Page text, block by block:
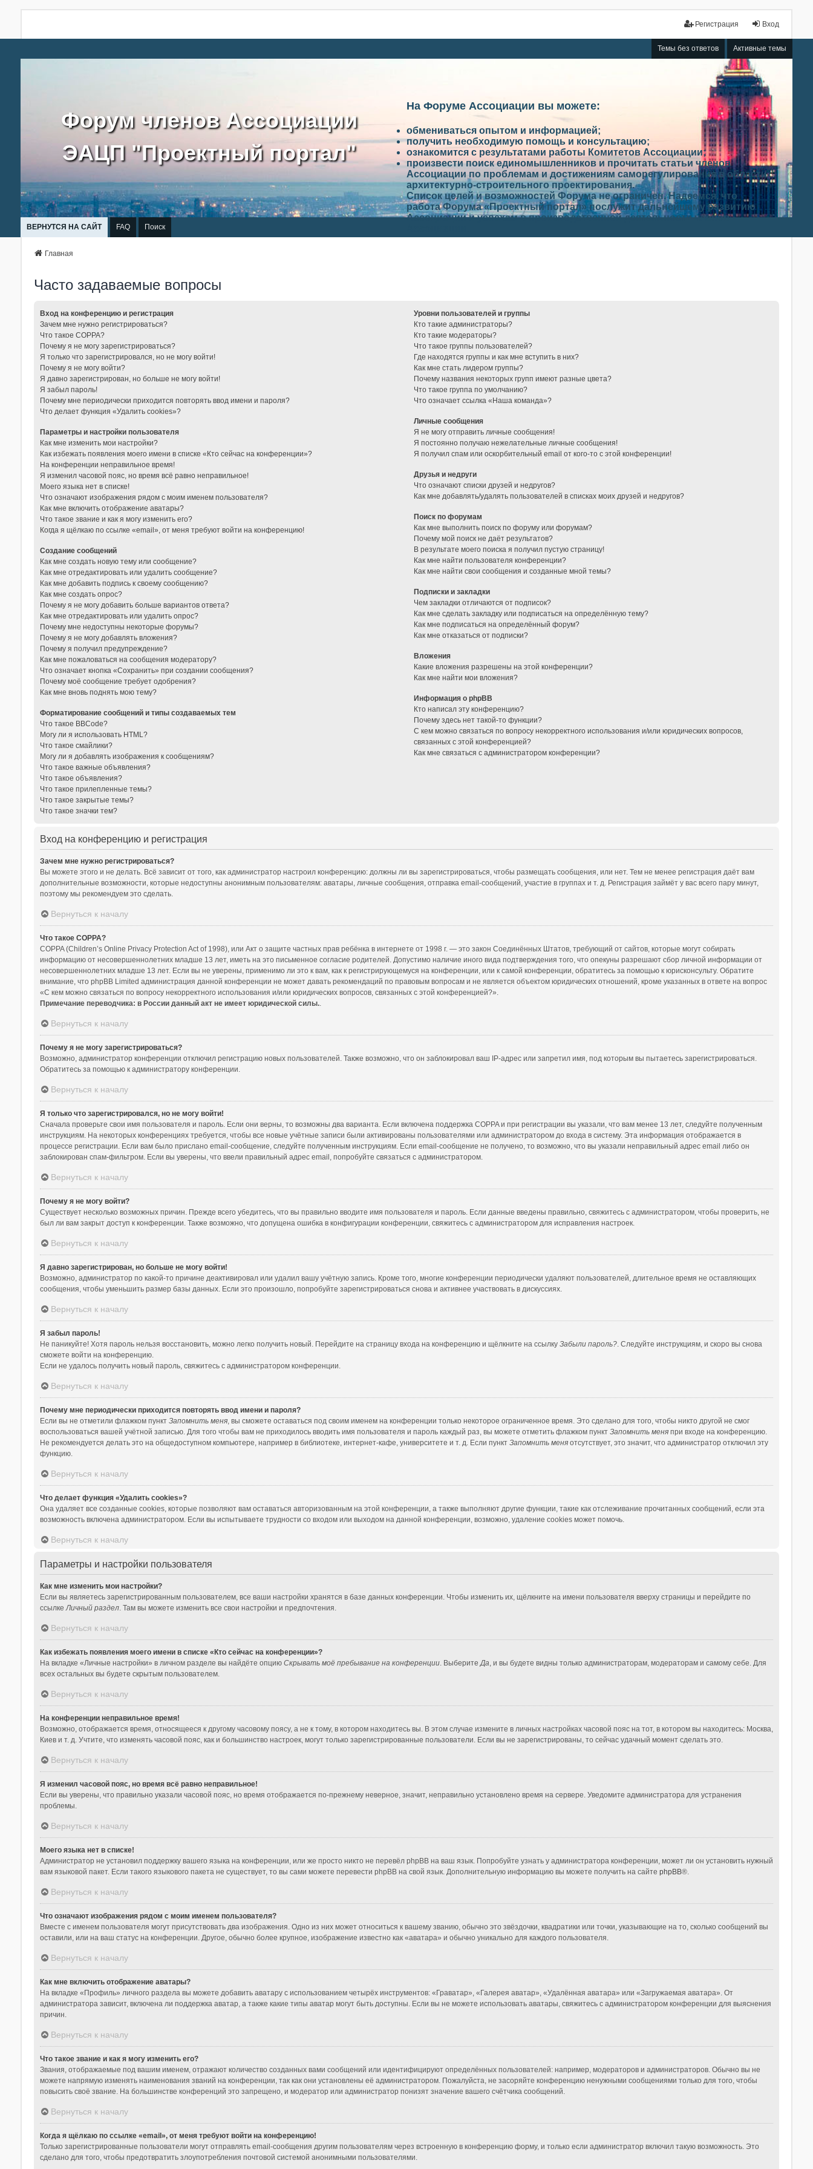
Вход
Регистрация
Темы без ответов Активные темы
Форум членов Ассоциации
ЭАЦП "Проектный портал"
На Форуме Ассоциации вы можете:
обмениваться опытом и информацией;
получить необходимую помощь и консультацию;
ознакомится с результатами работы Комитетов Ассоциации;
произвести поиск единомышленников и прочитать статьи членов
Ассоциации по проблемам и достижениям саморегулирования в области
архитектурно-строительного проектирования.
Список целей и возможностей Форума не ограничен. Надеемся, что
работа Форума «Проектный портал» послужит дальнейшему развитию
Ассоциации и успехам в производственной деятельности членов
ВЕРНУТСЯ НА САЙТ FAQ Поиск
Главная
Часто задаваемые вопросы
Вход на конференцию и регистрация
Зачем мне нужно регистрироваться?
Что такое COPPA?
Почему я не могу зарегистрироваться?
Я только что зарегистрировался, но не могу войти!
Почему я не могу войти?
Я давно зарегистрирован, но больше не могу войти!
Я забыл пароль!
Почему мне периодически приходится повторять ввод имени и пароля?
Что делает функция «Удалить cookies»?
Параметры и настройки пользователя
Как мне изменить мои настройки?
Как избежать появления моего имени в списке «Кто сейчас на конференции»?
На конференции неправильное время!
Я изменил часовой пояс, но время всё равно неправильное!
Моего языка нет в списке!
Что означают изображения рядом с моим именем пользователя?
Как мне включить отображение аватары?
Что такое звание и как я могу изменить его?
Когда я щёлкаю по ссылке «email», от меня требуют войти на конференцию!
Создание сообщений
Как мне создать новую тему или сообщение?
Как мне отредактировать или удалить сообщение?
Как мне добавить подпись к своему сообщению?
Как мне создать опрос?
Почему я не могу добавить больше вариантов ответа?
Как мне отредактировать или удалить опрос?
Почему мне недоступны некоторые форумы?
Почему я не могу добавлять вложения?
Почему я получил предупреждение?
Как мне пожаловаться на сообщения модератору?
Что означает кнопка «Сохранить» при создании сообщения?
Почему моё сообщение требует одобрения?
Как мне вновь поднять мою тему?
Форматирование сообщений и типы создаваемых тем
Что такое BBCode?
Могу ли я использовать HTML?
Что такое смайлики?
Могу ли я добавлять изображения к сообщениям?
Что такое важные объявления?
Что такое объявления?
Что такое прилепленные темы?
Что такое закрытые темы?
Что такое значки тем?
Уровни пользователей и группы
Кто такие администраторы?
Кто такие модераторы?
Что такое группы пользователей?
Где находятся группы и как мне вступить в них?
Как мне стать лидером группы?
Почему названия некоторых групп имеют разные цвета?
Что такое группа по умолчанию?
Что означает ссылка «Наша команда»?
Личные сообщения
Я не могу отправить личные сообщения!
Я постоянно получаю нежелательные личные сообщения!
Я получил спам или оскорбительный email от кого-то с этой конференции!
Друзья и недруги
Что означают списки друзей и недругов?
Как мне добавлять/удалять пользователей в списках моих друзей и недругов?
Поиск по форумам
Как мне выполнить поиск по форуму или форумам?
Почему мой поиск не даёт результатов?
В результате моего поиска я получил пустую страницу!
Как мне найти пользователя конференции?
Как мне найти свои сообщения и созданные мной темы?
Подписки и закладки
Чем закладки отличаются от подписок?
Как мне сделать закладку или подписаться на определённую тему?
Как мне подписаться на определённый форум?
Как мне отказаться от подписки?
Вложения
Какие вложения разрешены на этой конференции?
Как мне найти мои вложения?
Информация о phpBB
Кто написал эту конференцию?
Почему здесь нет такой-то функции?
С кем можно связаться по вопросу некорректного использования и/или юридических вопросов,
связанных с этой конференцией?
Как мне связаться с администратором конференции?
Вход на конференцию и регистрация
Зачем мне нужно регистрироваться?
Вы можете этого и не делать. Всё зависит от того, как администратор настроил конференцию: должны ли вы зарегистрироваться, чтобы размещать сообщения, или нет. Тем не менее регистрация даёт вам
дополнительные возможности, которые недоступны анонимным пользователям: аватары, личные сообщения, отправка email-сообщений, участие в группах и т. д. Регистрация займёт у вас всего пару минут,
поэтому мы рекомендуем это сделать.
Вернуться к началу
Что такое COPPA?
COPPA (Children’s Online Privacy Protection Act of 1998), или Акт о защите частных прав ребёнка в интернете от 1998 г. — это закон Соединённых Штатов, требующий от сайтов, которые могут собирать
информацию от несовершеннолетних младше 13 лет, иметь на это письменное согласие родителей. Допустимо наличие иного вида подтверждения того, что опекуны разрешают сбор личной информации от
несовершеннолетних младше 13 лет. Если вы не уверены, применимо ли это к вам, как к регистрирующемуся на конференции, или к самой конференции, обратитесь за помощью к юрисконсульту. Обратите
внимание, что phpBB Limited администрация данной конференции не может давать рекомендаций по правовым вопросам и не является объектом юридических отношений, кроме указанных в ответе на вопрос
«С кем можно связаться по вопросу некорректного использования и/или юридических вопросов, связанных с этой конференцией?».
Примечание переводчика: в России данный акт не имеет юридической силы..
Вернуться к началу
Почему я не могу зарегистрироваться?
Возможно, администратор конференции отключил регистрацию новых пользователей. Также возможно, что он заблокировал ваш IP-адрес или запретил имя, под которым вы пытаетесь зарегистрироваться.
Обратитесь за помощью к администратору конференции.
Вернуться к началу
Я только что зарегистрировался, но не могу войти!
Сначала проверьте свои имя пользователя и пароль. Если они верны, то возможны два варианта. Если включена поддержка COPPA и при регистрации вы указали, что вам менее 13 лет, следуйте полученным
инструкциям. На некоторых конференциях требуется, чтобы все новые учётные записи были активированы пользователями или администратором до входа в систему. Эта информация отображается в
процессе регистрации. Если вам было прислано email-сообщение, следуйте полученным инструкциям. Если email-сообщение не получено, то возможно, что вы указали неправильный адрес email либо он
заблокирован спам-фильтром. Если вы уверены, что ввели правильный адрес email, попробуйте связаться с администратором.
Вернуться к началу
Почему я не могу войти?
Существует несколько возможных причин. Прежде всего убедитесь, что вы правильно вводите имя пользователя и пароль. Если данные введены правильно, свяжитесь с администратором, чтобы проверить, не
был ли вам закрыт доступ к конференции. Также возможно, что допущена ошибка в конфигурации конференции, свяжитесь с администратором для исправления настроек.
Вернуться к началу
Я давно зарегистрирован, но больше не могу войти!
Возможно, администратор по какой-то причине деактивировал или удалил вашу учётную запись. Кроме того, многие конференции периодически удаляют пользователей, длительное время не оставляющих
сообщения, чтобы уменьшить размер базы данных. Если это произошло, попробуйте зарегистрироваться снова и активнее участвовать в дискуссиях.
Вернуться к началу
Я забыл пароль!
Не паникуйте! Хотя пароль нельзя восстановить, можно легко получить новый. Перейдите на страницу входа на конференцию и щёлкните на ссылку Забыли пароль?. Следуйте инструкциям, и скоро вы снова
сможете войти на конференцию.
Если не удалось получить новый пароль, свяжитесь с администратором конференции.
Вернуться к началу
Почему мне периодически приходится повторять ввод имени и пароля?
Если вы не отметили флажком пункт Запомнить меня, вы сможете оставаться под своим именем на конференции только некоторое ограниченное время. Это сделано для того, чтобы никто другой не смог
воспользоваться вашей учётной записью. Для того чтобы вам не приходилось вводить имя пользователя и пароль каждый раз, вы можете отметить флажком пункт Запомнить меняпри входе на конференцию.
Не рекомендуется делать это на общедоступном компьютере, например в библиотеке, интернет-кафе, университете и т. д. Если пункт Запомнить меняотсутствует, это значит, что администратор отключил эту
функцию.
Вернуться к началу
Что делает функция «Удалить cookies»?
Она удаляет все созданные cookies, которые позволяют вам оставаться авторизованным на этой конференции, а также выполняют другие функции, такие как отслеживание прочитанных сообщений, если эта
возможность включена администратором. Если вы испытываете трудности со входом или выходом на данной конференции, возможно, удаление cookies может помочь.
Вернуться к началу
Параметры и настройки пользователя
Как мне изменить мои настройки?
Если вы являетесь зарегистрированным пользователем, все ваши настройки хранятся в базе данных конференции. Чтобы изменить их, щёлкните на имени пользователя вверху страницы и перейдите по
ссылке Личный раздел. Там вы можете изменить все свои настройки и предпочтения.
Вернуться к началу
Как избежать появления моего имени в списке «Кто сейчас на конференции»?
На вкладке «Личные настройки» в личном разделе вы найдёте опцию Скрывать моё пребывание на конференции. Выберите Да , и вы будете видны только администраторам, модераторам и самому себе. Для
всех остальных вы будете скрытым пользователем.
Вернуться к началу
На конференции неправильное время!
Возможно, отображается время, относящееся к другому часовому поясу, а не к тому, в котором находитесь вы. В этом случае измените в личных настройках часовой пояс на тот, в котором вы находитесь: Москва,
Киев и т. д. Учтите, что изменять часовой пояс, как и большинство настроек, могут только зарегистрированные пользователи. Если вы не зарегистрированы, то сейчас удачный момент сделать это.
Вернуться к началу
Я изменил часовой пояс, но время всё равно неправильное!
Если вы уверены, что правильно указали часовой пояс, но время отображается по-прежнему неверное, значит, неправильно установлено время на сервере. Уведомите администратора для устранения
проблемы.
Вернуться к началу
Моего языка нет в списке!
Администратор не установил поддержку вашего языка на конференции, или же просто никто не перевёл phpBB на ваш язык. Попробуйте узнать у администратора конференции, может ли он установить нужный
вам языковой пакет. Если такого языкового пакета не существует, то вы сами можете перевести phpBB на свой язык. Дополнительную информацию вы можете получить на сайте phpBB®.
Вернуться к началу
Что означают изображения рядом с моим именем пользователя?
Вместе с именем пользователя могут присутствовать два изображения. Одно из них может относиться к вашему званию, обычно это звёздочки, квадратики или точки, указывающие на то, сколько сообщений вы
оставили, или на ваш статус на конференции. Другое, обычно более крупное, изображение известно как «аватара» и обычно уникально для каждого пользователя.
Вернуться к началу
Как мне включить отображение аватары?
На вкладке «Профиль» личного раздела вы можете добавить аватару с использованием четырёх инструментов: «Граватар», «Галерея аватар», «Удалённая аватара» или «Загружаемая аватара». От
администратора зависит, включена ли поддержка аватар, а также какие типы аватар могут быть доступны. Если вы не можете использовать аватары, свяжитесь с администратором конференции для выяснения
причин.
Вернуться к началу
Что такое звание и как я могу изменить его?
Звания, отображаемые под вашим именем, отражают количество созданных вами сообщений или идентифицируют определённых пользователей: например, модераторов и администраторов. Обычно вы не
можете напрямую изменять наименования званий на конференции, так как они установлены её администратором. Пожалуйста, не засоряйте конференцию ненужными сообщениями только для того, чтобы
повысить своё звание. На большинстве конференций это запрещено, и модератор или администратор понизят значение вашего счётчика сообщений.
Вернуться к началу
Когда я щёлкаю по ссылке «email», от меня требуют войти на конференцию!
Только зарегистрированные пользователи могут отправлять email-сообщения другим пользователям через встроенную в конференцию форму, и только если администратор включил такую возможность. Это
сделано для того, чтобы предотвратить злоупотребления почтовой системой анонимными пользователями.